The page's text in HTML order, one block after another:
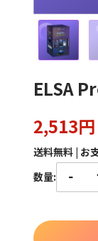
ELSA
2,513円
送料無料 | お
数量:
-